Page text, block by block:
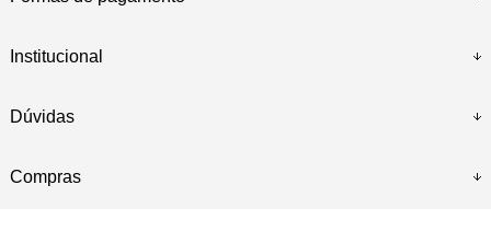
Institucional
Dúvidas
Compras